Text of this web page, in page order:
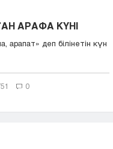
АРАФА КҮНІ
арапат» деп білінетін күн
0